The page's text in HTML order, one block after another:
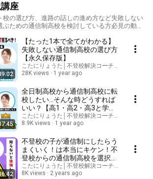
座
校の選び方、進路の話しの進め方など失敗しない
ための通信制高校を検討している方必見の動画
【たった1本で全てがわかる】
失敗しない通信制高校の選び方
【永久保存版】
こたにりょうた│不登校解決コーチ│通信制高校
28K views
1 year ago
全日制高校から通信制高校に転
校したい...そんな時どうすれば
いい？【高1・高2・高3と学年
ごとに転入・編入する時注意す
るポイントは概要欄をチェッ
こたにりょうた│不登校解決コーチ│通信制高校
8.9K views
1 year ago
不登校の子が通信制にしたらう
まくいく！は本当にキケン！不
登校からの通信制高校を選択す
るなら知っておくべき注意点・
トラブル・考え方を徹底解説
こたにりょうた│不登校解決コーチ│通信制高校
8K views
2 years ago